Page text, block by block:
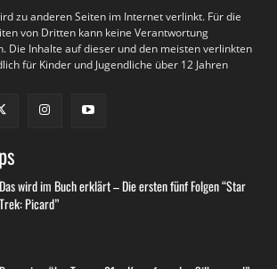
zu anderen Seiten im Internet verlinkt. Für die
von Dritten kann keine Verantwortung
Die Inhalte auf dieser und den meisten verlinkten
für Kinder und Jugendliche über 12 Jahren
Das wird im Buch erklärt – Die ersten fünf Folgen “Star
Trek: Picard”